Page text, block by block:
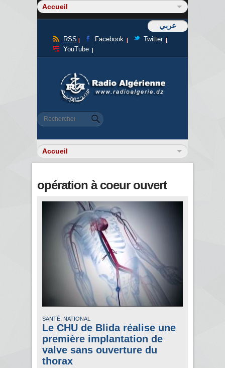
عربي
RSS Facebook
Twitter
YouTube
Formulaire de recherche
Rechercher
opération à coeur ouvert
SANTÉ, NATIONAL
Le CHU de Blida réalise une
première implantation de
valve sans ouverture du
thorax